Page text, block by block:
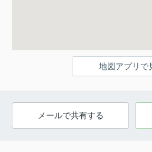
地図アプリで
メールで共有する